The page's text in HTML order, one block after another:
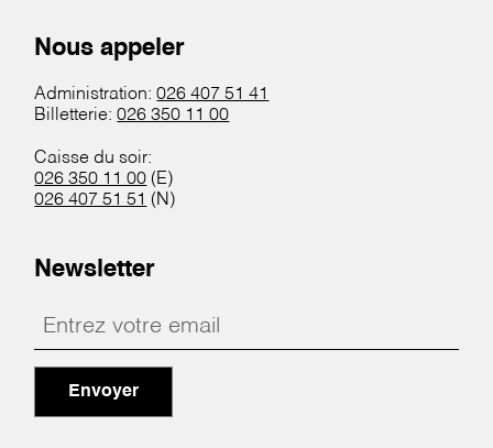
Nous appeler
Administration:026 407 51 41
Billetterie:026 350 11 00
Caisse du soir:
026 350 11 00 (E)
026 407 51 51 (N)
Newsletter
Envoyer